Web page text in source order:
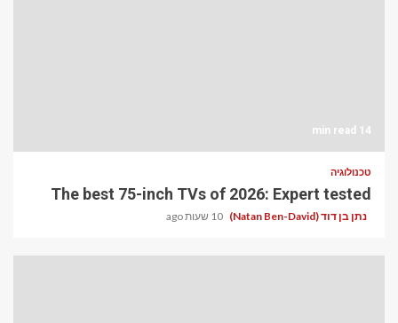
14 min read
טכנולוגיה
The best 75-inch TVs of 2026: Expert tested
נתן בן דוד (Natan Ben-David) 10 שעות ago